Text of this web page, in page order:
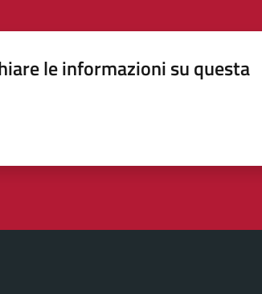
le informazioni su questa